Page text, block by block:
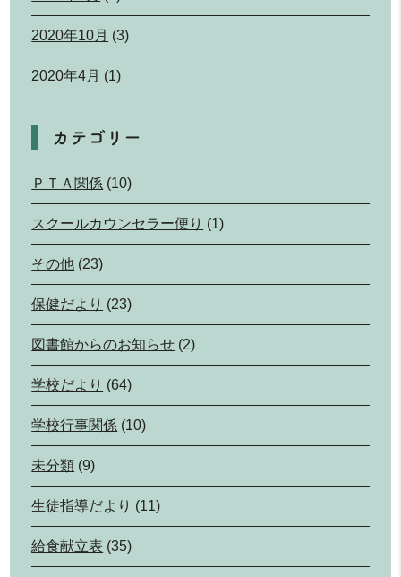
2020年10月 (3)
2020年4月 (1)
カテゴリー
ＰＴＡ関係 (10)
スクールカウンセラー便り (1)
その他 (23)
保健だより (23)
図書館からのお知らせ (2)
学校だより (64)
学校行事関係 (10)
未分類 (9)
生徒指導だより (11)
給食献立表 (35)